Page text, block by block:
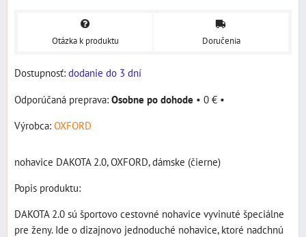
Otázka k produktu Doručenia
Dostupnosť: dodanie do 3 dní
Osobne po dohode • 0 € •
Výrobca: OXFORD
nohavice DAKOTA 2.0, OXFORD, dámske (čierne)
Popis produktu:
DAKOTA 2.0 sú športovo cestovné nohavice vyvinuté špeciálne
pre ženy. Ide o dizajnovo jednoduché nohavice, ktoré nadchnú